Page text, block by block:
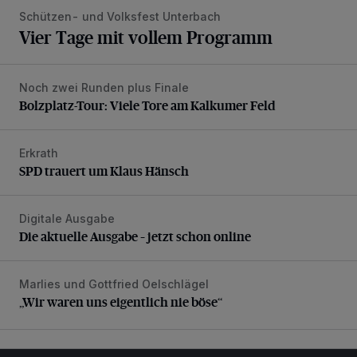
Schützen- und Volksfest Unterbach
Vier Tage mit vollem Programm
Bolzplatz-Tour: Viele Tore am Kalkumer Feld
Noch zwei Runden plus Finale
Bolzplatz-Tour: Viele Tore am Kalkumer Feld
SPD trauert um Klaus Hänsch
Erkrath
SPD trauert um Klaus Hänsch
Die aktuelle Ausgabe – jetzt schon online
Digitale Ausgabe
Die aktuelle Ausgabe – jetzt schon online
„Wir waren uns eigentlich nie böse“
Marlies und Gottfried Oelschlägel
„Wir waren uns eigentlich nie böse“